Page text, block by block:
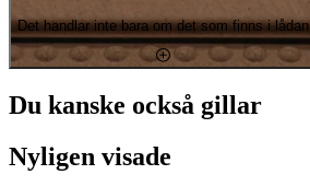
Det handlar inte bara om det som finns i lådan
Du kanske också gillar
Nyligen visade